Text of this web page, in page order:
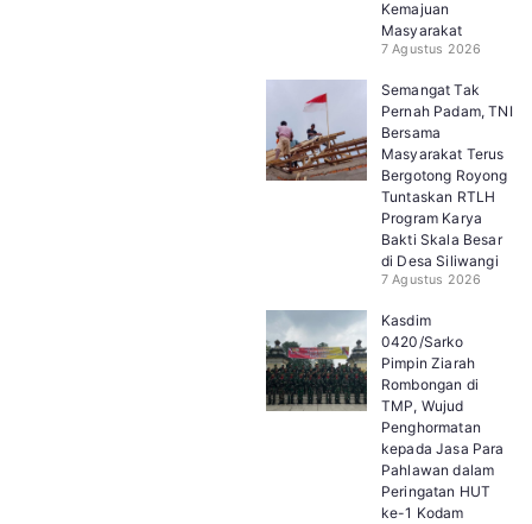
Kemajuan
Masyarakat
7 Agustus 2026
Semangat Tak
Pernah Padam, TNI
Bersama
Masyarakat Terus
Bergotong Royong
Tuntaskan RTLH
Program Karya
Bakti Skala Besar
di Desa Siliwangi
7 Agustus 2026
Kasdim
0420/Sarko
Pimpin Ziarah
Rombongan di
TMP, Wujud
Penghormatan
kepada Jasa Para
Pahlawan dalam
Peringatan HUT
ke-1 Kodam